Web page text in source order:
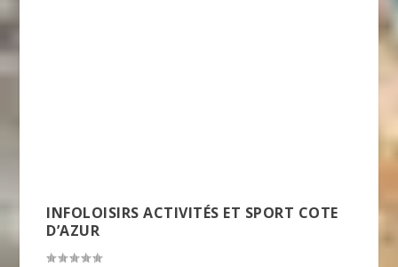
INFOLOISIRS ACTIVITÉS ET SPORT COTE
D’AZUR